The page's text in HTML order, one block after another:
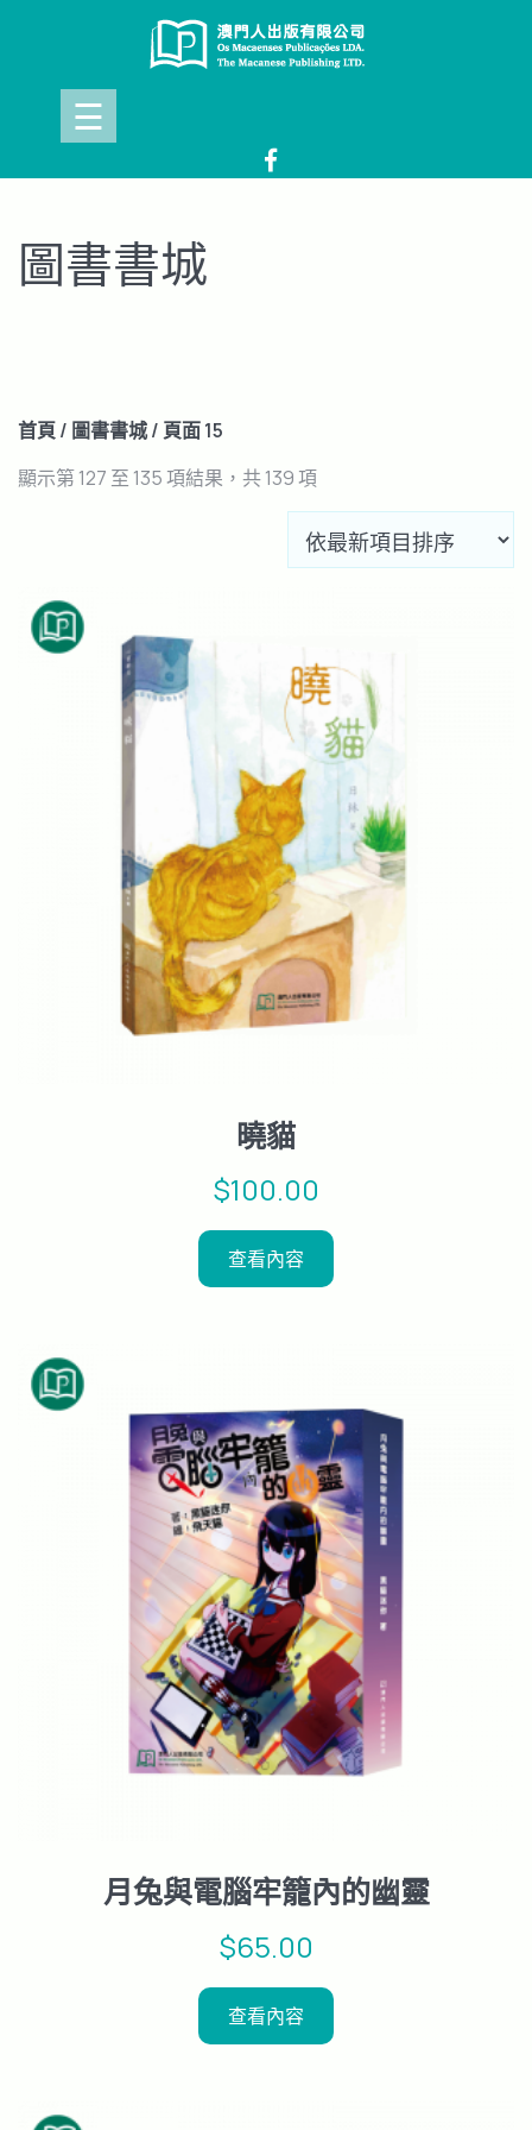
☰
圖書書城
首頁/ 圖書書城/ 頁面 15
顯示第 127 至 135 項結果，共 139 項依
最
新
項
曉貓
$100.00
查看內容
月兔與電腦牢籠內的幽靈
$65.00
查看內容